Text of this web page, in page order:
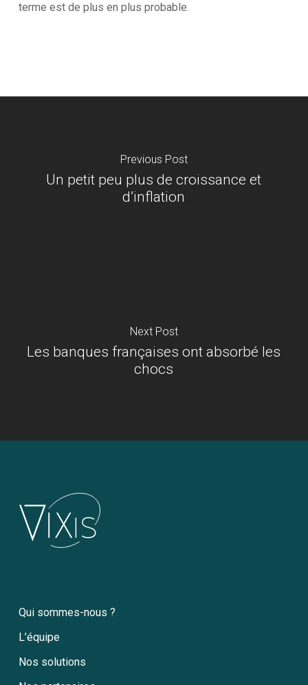
terme est de plus en plus probable.
Previous Post
Un petit peu plus de croissance et
d’inflation
Next Post
Les banques françaises ont absorbé les
chocs
Qui sommes-nous ?
L’équipe
Nos solutions